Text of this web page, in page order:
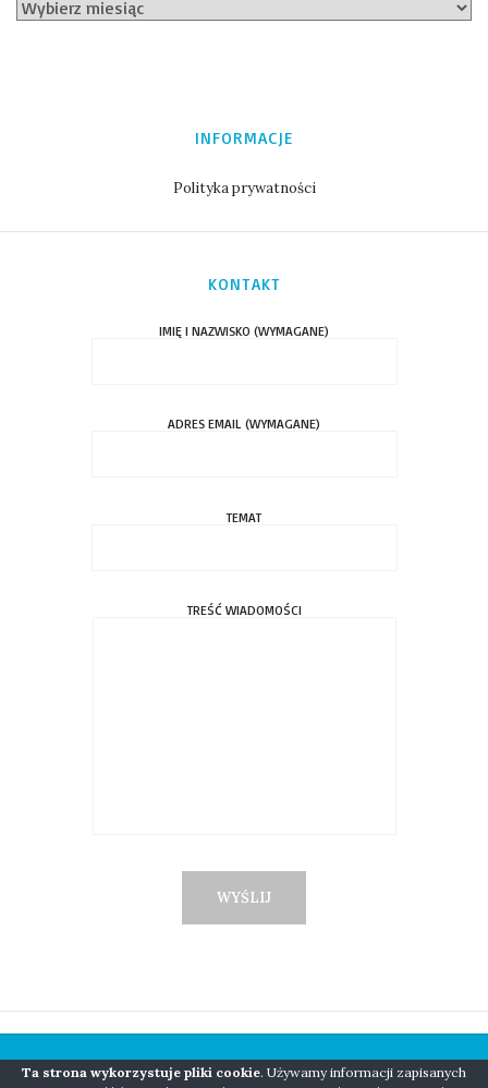
INFORMACJE
Polityka prywatności
KONTAKT
IMIĘ I NAZWISKO (WYMAGANE)
ADRES EMAIL (WYMAGANE)
TEMAT
TREŚĆ WIADOMOŚCI
Ta strona wykorzystuje pliki cookie. Używamy informacji zapisanych